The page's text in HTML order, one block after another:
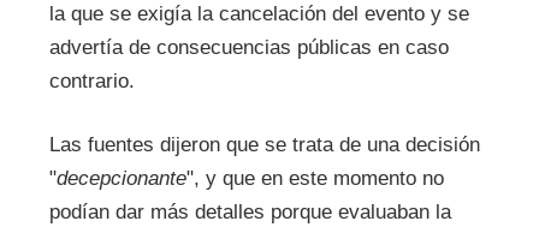
la que se exigía la cancelación del evento y se
advertía de consecuencias públicas en caso
contrario.
Las fuentes dijeron que se trata de una decisión
"decepcionante", y que en este momento no
podían dar más detalles porque evaluaban la